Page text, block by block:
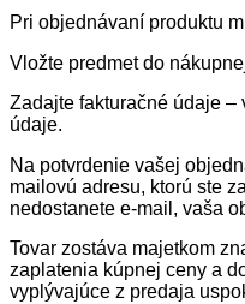
Pri objednávaní produktu
Vložte predmet do
Zadajte fakturačné údaje –
údaje.
Na potvrdenie vašej
mailovú adresu, ktorú ste
nedostanete e-mail, vaša
Tovar zostáva majetkom
zaplatenia kúpnej ceny a
vyplývajúce z predaja